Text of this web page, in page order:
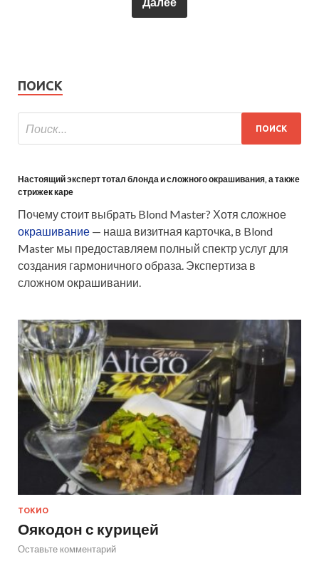
ПОИСК
Настоящий эксперт тотал блонда и сложного окрашивания, а также
стрижек каре
Почему стоит выбрать Blond Master? Хотя сложное
окрашивание — наша визитная карточка, в Blond
Master мы предоставляем полный спектр услуг для
создания гармоничного образа. Экспертиза в
сложном окрашивании.
ТОКИО
Оякодон с курицей
Оставьте комментарий